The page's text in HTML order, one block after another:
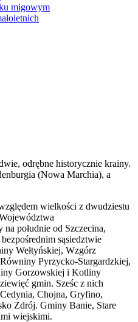
migowym
odrębne historycznie krainy.
(Nowa Marchia), a
wielkości z dwudziestu
południe od Szczecina,
sąsiedztwie
Wełtyńskiej, Wzgórz
Pyrzycko-Stargardzkiej,
Gorzowskiej i Kotliny
gmin. Sześc z nich
Chojna, Gryfino,
Zdrój. Gminy Banie, Stare
wiejskimi.